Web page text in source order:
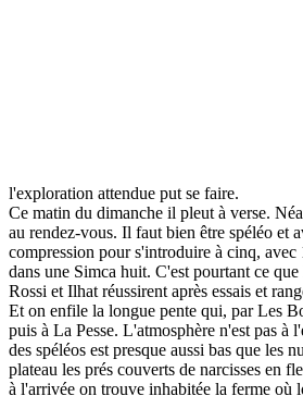
l'exploration attendue put se faire.
Ce matin du dimanche il pleut à verse.
au rendez-vous. Il faut bien être spéléo et
compression pour s'introduire à cinq, avec
dans une Simca huit. C'est pourtant ce
Rossi et Ilhat réussirent après essais et
Et on enfile la longue pente qui, par Les
puis à La Pesse. L'atmosphère n'est pas à
des spéléos est presque aussi bas que les
plateau les prés couverts de narcisses en
à l'arrivée on trouve inhabitée la ferme où